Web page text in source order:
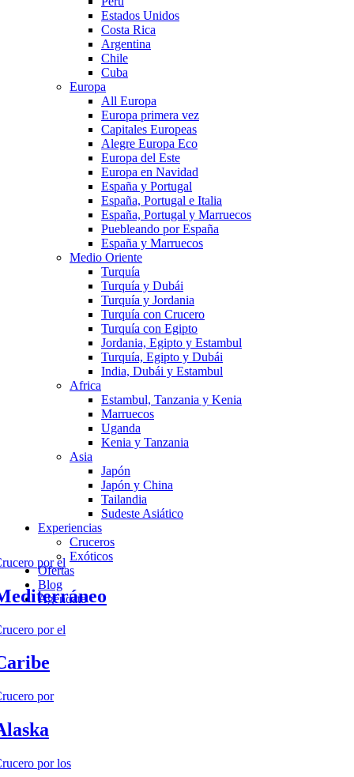
Estados Unidos
Costa Rica
Argentina
Chile
Cuba
Europa
All Europa
Europa primera vez
Capitales Europeas
Alegre Europa Eco
Europa del Este
Europa en Navidad
España y Portugal
España, Portugal e Italia
España, Portugal y Marruecos
Puebleando por España
España y Marruecos
Medio Oriente
Turquía
Turquía y Dubái
Turquía y Jordania
Turquía con Crucero
Turquía con Egipto
Jordania, Egipto y Estambul
Turquía, Egipto y Dubái
India, Dubái y Estambul
Africa
Estambul, Tanzania y Kenia
Marruecos
Uganda
Kenia y Tanzania
Asia
Japón
Japón y China
Tailandia
Sudeste Asiático
Experiencias
Cruceros
Exóticos
Ofertas
Blog
Agéndate
por el
por el
por
por los